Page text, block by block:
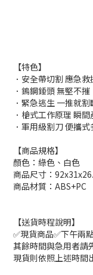
【特色】
．安全帶切割 應急救
．鎢鋼錘頭 無堅不摧
．緊急逃生 一推就割
．槍式工作原理 瞬
．軍用級割刀 便攜
【商品規格】
顏色：綠色、白色
商品尺寸：
商品材質：ABS+PC
【送貨時程說明】
✅現貨商品✅下午兩
其餘時間與急用者請
現貨則依照上述時間